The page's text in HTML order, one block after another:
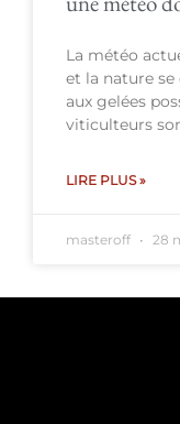
La météo
et la nature
aux gelées
viticulteurs
LIRE PLUS »
masteroff 28